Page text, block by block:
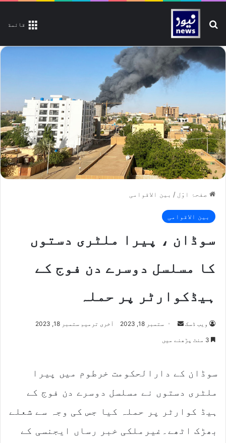
قائمة تلاش کیجیے
صفحۂ اوّل / بین الاقوامی
بین الاقوامی
سوڈان ، پیرا ملٹری دستوں
کا مسلسل دوسرے دن فوج کے
ہیڈکوارٹر پر حملہ
ویب ڈسک
e
i
ستمبر 18, 2023 آخری ترمیم ستمبر 18, 2023
سوڈان کے دارالحکومت خرطوم میں پیرا
ملٹری دستوں نے مسلسل دوسرے دن فوج کے
ہیڈ کوارٹر پر حملہ کیا جس کی وجہ سے شعلے
بھڑک اٹھے۔غیرملکی خبر رساں ایجنسی کے